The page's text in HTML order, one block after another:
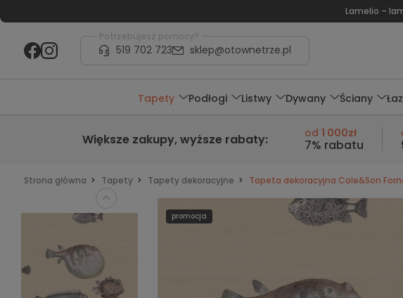
Lamelio –
Potrzebujesz pomocy?
519 702 723 sklep@otownetrze.pl
Tapety Podłogi Listwy Dywany Ściany
Większe zakupy,wyższe rabaty: od 1 000zł
7% rabatu
Strona główna Tapety Tapety dekoracyjne Tapeta dekoracyjna Cole&Son
promocja